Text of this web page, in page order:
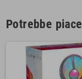
Potrebbe